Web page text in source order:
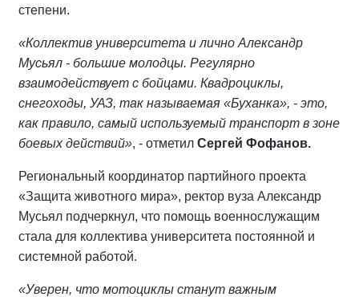
степени.
«Коллектив университета и лично Александр
Мусьял - большие молодцы. Регулярно
взаимодействует с бойцами. Квадроциклы,
снегоходы, УАЗ, так называемая «Буханка», - это,
как правило, самый используемый транспорт в зоне
боевых действий», - отметил Сергей Фофанов.
Региональный координатор партийного проекта
«Защита животного мира», ректор вуза Александр
Мусьял подчеркнул, что помощь военнослужащим
стала для коллектива университета постоянной и
системной работой.
«Уверен, что мотоциклы станут важным